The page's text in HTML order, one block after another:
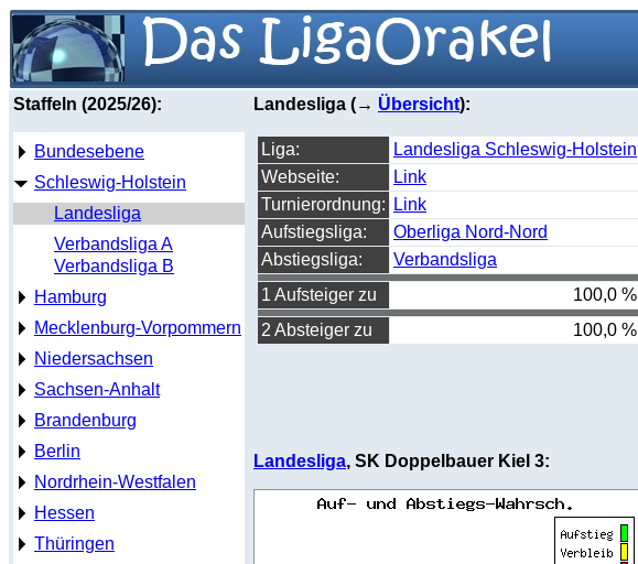
Staffeln (2025/26):
Bundesebene
Schleswig-Holstein
Landesliga
Verbandsliga A
Verbandsliga B
Hamburg
Mecklenburg-Vorpommern
Niedersachsen
Sachsen-Anhalt
Brandenburg
Berlin
Nordrhein-Westfalen
Hessen
Thüringen
Landesliga (→ Übersicht):
Liga:
Landesliga Schleswig-Holstein
Webseite:
Link
Turnierordnung:
Link
Aufstiegsliga:
Oberliga Nord-Nord
Abstiegsliga:
Verbandsliga
1 Aufsteiger zu
100,0 %
2 Absteiger zu
100,0 %
Landesliga, SK Doppelbauer Kiel 3: